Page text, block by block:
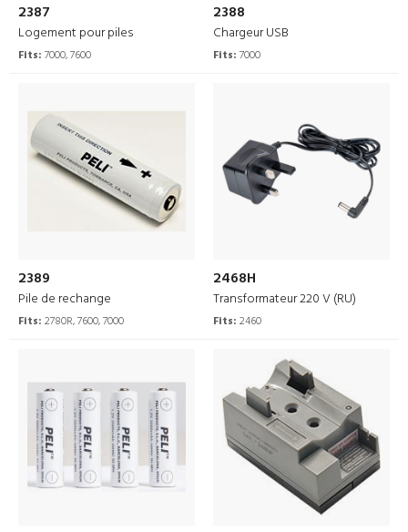
2387
Logement pour piles
Fits: 7000, 7600
2388
Chargeur USB
Fits: 7000
2389
Pile de rechange
Fits: 2780R, 7600, 7000
2468H
Transformateur 220 V (RU)
Fits: 2460